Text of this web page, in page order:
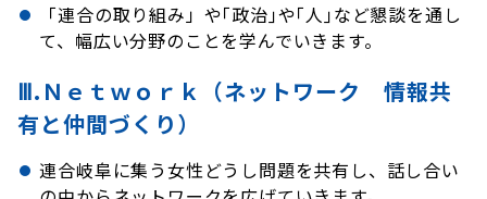
「連合の取り組み」や｢政治｣や｢人｣など懇談を通し
て、幅広い分野のことを学んでいきます。
Ⅲ.Ｎｅｔｗｏｒｋ（ネットワーク 情報共
有と仲間づくり）
連合岐阜に集う女性どうし問題を共有し、話し合い